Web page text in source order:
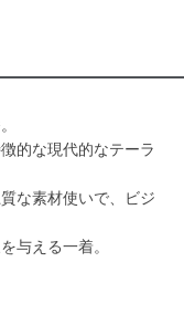
的な現代的なテーラ
な素材使いで、ビジ
与える一着。